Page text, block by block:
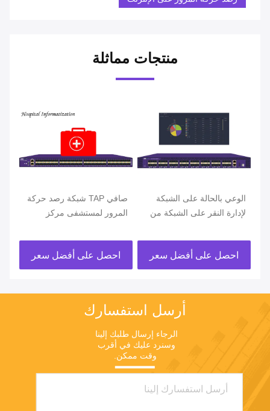
منتجات مماثلة
الوعي بالحالة على الشبكة
لإدارة النقر على الشبكة من
احصل على أفضل سعر
صافي TAP شبكة رصد حركة
المرور لمستشفى مركز
للصناعة الطبية
احصل على أفضل سعر
أرسل استفسارك
وقت ممكن.